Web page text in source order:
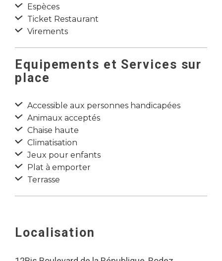
Espèces
Ticket Restaurant
Virements
Equipements et Services sur
place
Accessible aux personnes handicapées
Animaux acceptés
Chaise haute
Climatisation
Jeux pour enfants
Plat à emporter
Terrasse
Localisation